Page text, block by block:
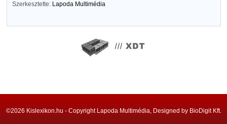
Szerkesztette: Lapoda Multimédia
©2026 Kislexikon.hu - Copyright Lapoda Multimédia, Designed by BioDigit Kft.